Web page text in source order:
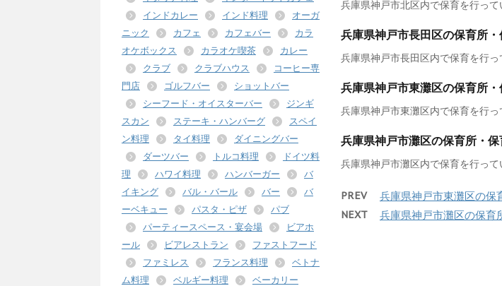
兵庫県神戸市北区内で保育を行っ
兵庫県神戸市長田区の保育所
兵庫県神戸市長田区内で保育を行
兵庫県神戸市東灘区の保育所
兵庫県神戸市東灘区内で保育を行
兵庫県神戸市灘区の保育所・
兵庫県神戸市灘区内で保育を行っ
PREV 兵庫県神戸市東灘区の保
NEXT 兵庫県神戸市灘区の保育
インドカレー
インド料理
オーガ
ニック
カフェ カフェバー
カラ
オケボックス
カラオケ喫茶
カレー
クラブ
クラブハウス
コーヒー専
門店
ゴルフバー
ショットバー
シーフード・オイスターバー
ジンギ
スカン
ステーキ・ハンバーグ
スペイ
ン料理
タイ料理
ダイニングバー
ダーツバー
トルコ料理
ドイツ料
理
ハワイ料理 ハンバーガー
バ
イキング
バル・バール バー
バ
ーベキュー
パスタ・ピザ
パブ
パーティースペース・宴会場
ビアホ
ール
ビアレストラン
ファストフード
ファミレス
フランス料理
ベトナ
ム料理
ベルギー料理
ベーカリー